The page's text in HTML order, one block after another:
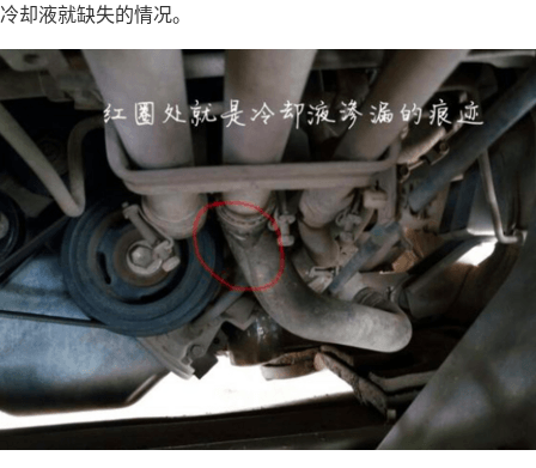
冷却液就缺失的情况。